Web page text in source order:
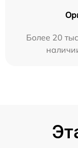
Более 20